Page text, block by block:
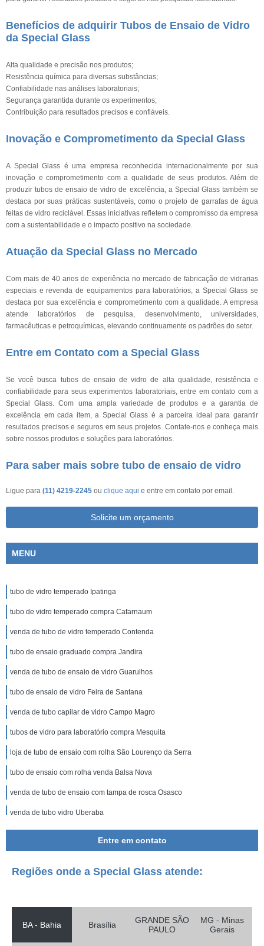
Benefícios de adquirir Tubos de Ensaio de Vidro
da Special Glass
Alta qualidade e precisão nos produtos;
Resistência química para diversas substâncias;
Confiabilidade nas análises laboratoriais;
Segurança garantida durante os experimentos;
Contribuição para resultados precisos e confiáveis.
Inovação e Comprometimento da Special Glass
A Special Glass é uma empresa reconhecida internacionalmente por sua
inovação e comprometimento com a qualidade de seus produtos. Além de
produzir tubos de ensaio de vidro de excelência, a Special Glass também se
destaca por suas práticas sustentáveis, como o projeto de garrafas de água
feitas de vidro reciclável. Essas iniciativas refletem o compromisso da empresa
com a sustentabilidade e o impacto positivo na sociedade.
Atuação da Special Glass no Mercado
Com mais de 40 anos de experiência no mercado de fabricação de vidrarias
especiais e revenda de equipamentos para laboratórios, a Special Glass se
destaca por sua excelência e comprometimento com a qualidade. A empresa
atende laboratórios de pesquisa, desenvolvimento, universidades,
farmacêuticas e petroquímicas, elevando continuamente os padrões do setor.
Entre em Contato com a Special Glass
Se você busca tubos de ensaio de vidro de alta qualidade, resistência e
confiabilidade para seus experimentos laboratoriais, entre em contato com a
Special Glass. Com uma ampla variedade de produtos e a garantia de
excelência em cada item, a Special Glass é a parceira ideal para garantir
resultados precisos e seguros em seus projetos. Contate-nos e conheça mais
sobre nossos produtos e soluções para laboratórios.
Para saber mais sobre tubo de ensaio de vidro
Ligue para (11) 4219-2245 ou clique aqui e entre em contato por email.
Solicite um orçamento
MENU
tubo de vidro temperado Ipatinga
tubo de vidro temperado compra Cafarnaum
venda de tubo de vidro temperado Contenda
tubo de ensaio graduado compra Jandira
venda de tubo de ensaio de vidro Guarulhos
tubo de ensaio de vidro Feira de Santana
venda de tubo capilar de vidro Campo Magro
tubos de vidro para laboratório compra Mesquita
loja de tubo de ensaio com rolha São Lourenço da Serra
tubo de ensaio com rolha venda Balsa Nova
venda de tubo de ensaio com tampa de rosca Osasco
venda de tubo vidro Uberaba
venda de tubo de ensaio com tampa de rosca Ribeirão das Neves
tubo de ensaio com rolha Nova Iguaçu
Entre em contato
Regiões onde a Special Glass atende:
BA - Bahia Brasília
GRANDE SÃO
PAULO
MG - Minas
Gerais